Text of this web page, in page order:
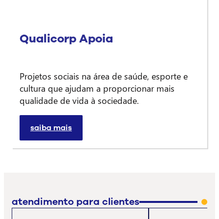
Qualicorp Apoia
Projetos sociais na área de saúde, esporte e
cultura que ajudam a proporcionar mais
qualidade de vida à sociedade.
saiba mais
atendimento para clientes